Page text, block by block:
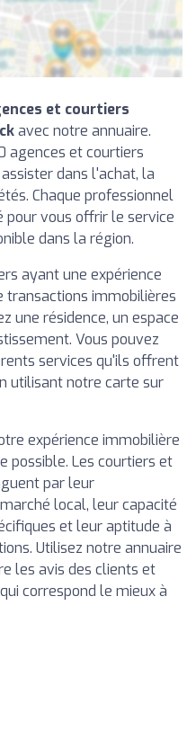
et courtiers
avec notre annuaire.
agences et courtiers
dans l'achat, la
Chaque professionnel
pour vous offrir le service
dans la région.
ayant une expérience
transactions immobilières
une résidence, un espace
Vous pouvez
services qu'ils offrent
utilisant notre carte sur
expérience immobilière
possible. Les courtiers et
par leur
local, leur capacité
et leur aptitude à
Utilisez notre annuaire
les avis des clients et
correspond le mieux à